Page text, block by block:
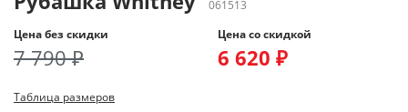
061513
Цена без скидки
7 790 ₽
Цена со скидкой
6 620 ₽
Таблица размеров